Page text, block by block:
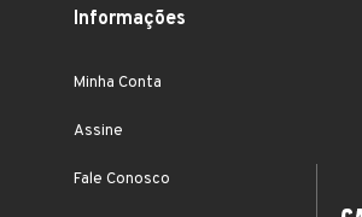
Informações
Minha Conta
Assine
Fale Conosco